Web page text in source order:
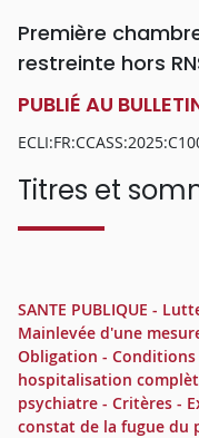
Première
restreinte hors
PUBLIÉ AU
Titres et
SANTE PUBLIQUE -
Mainlevée d'une
Obligation - Conditions
hospitalisation
psychiatre - Critères -
constat de la fugue du